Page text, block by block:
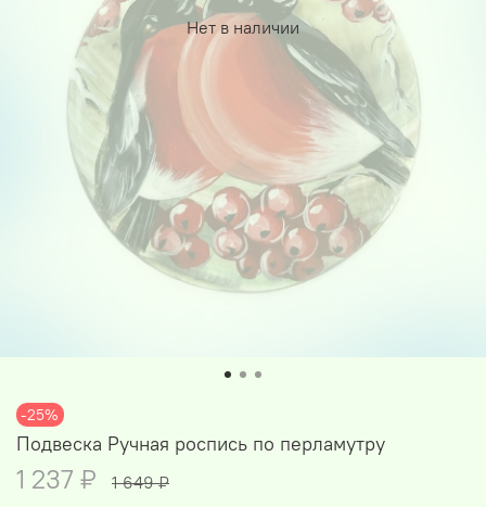
Нет в наличии
-25%
Подвеска Ручная роспись по перламутру
1 237 ₽ 1 649 ₽